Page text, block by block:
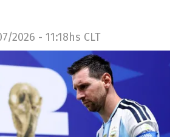
2026 - 11:18hs CLT